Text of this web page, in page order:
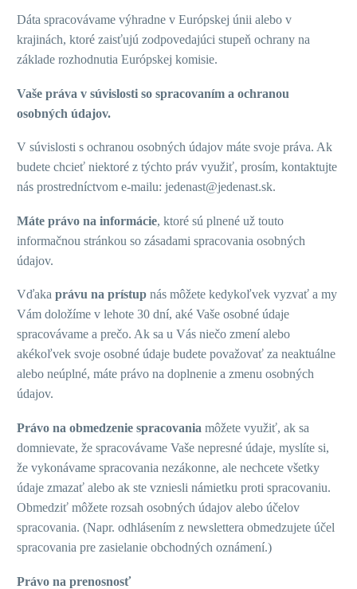
Dáta spracovávame výhradne v Európskej únii alebo v
krajinách, ktoré zaisťujú zodpovedajúci stupeň ochrany na
základe rozhodnutia Európskej komisie.
Vaše práva v súvislosti so spracovaním a ochranou
osobných údajov.
V súvislosti s ochranou osobných údajov máte svoje práva. Ak
budete chcieť niektoré z týchto práv využiť, prosím, kontaktujte
nás prostredníctvom e-mailu: jedenast@jedenast.sk.
Máte právo na informácie, ktoré sú plnené už touto
informačnou stránkou so zásadami spracovania osobných
údajov.
Vďaka právu na prístup nás môžete kedykoľvek vyzvať a my
Vám doložíme v lehote 30 dní, aké Vaše osobné údaje
spracovávame a prečo. Ak sa u Vás niečo zmení alebo
akékoľvek svoje osobné údaje budete považovať za neaktuálne
alebo neúplné, máte právo na doplnenie a zmenu osobných
údajov.
Právo na obmedzenie spracovania môžete využiť, ak sa
domnievate, že spracovávame Vaše nepresné údaje, myslíte si,
že vykonávame spracovania nezákonne, ale nechcete všetky
údaje zmazať alebo ak ste vzniesli námietku proti spracovaniu.
Obmedziť môžete rozsah osobných údajov alebo účelov
spracovania. (Napr. odhlásením z newslettera obmedzujete účel
spracovania pre zasielanie obchodných oznámení.)
Právo na prenosnosť